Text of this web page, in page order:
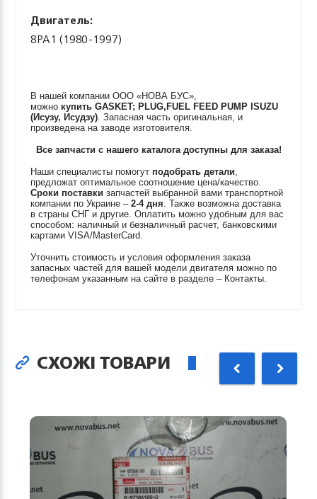
Двигатель:
8PA1 (1980-1997)
В нашей компании ООО «НОВА БУС»,
можно купитьGASKET; PLUG,FUEL FEED PUMP ISUZU
(Исузу, Исудзу). Запасная часть оригинальная, и
произведена на заводе изготовителя.
Все запчасти с нашего каталога доступны для заказа!
Наши специалисты помогут подобрать детали,
предложат оптимальное соотношение цена/качество.
Сроки поставки запчастей выбранной вами транспортной
компании по Украине –2-4 дня. Также возможна доставка
в страны СНГ и другие. Оплатить можно удобным для вас
способом: наличный и безналичный расчет, банковскими
картами VISA/MasterCard.
Уточнить стоимость и условия оформления заказа
запасных частей для вашей модели двигателя можно по
телефонам указанным на сайте в разделе – Контакты.
СХОЖІ ТОВАРИ